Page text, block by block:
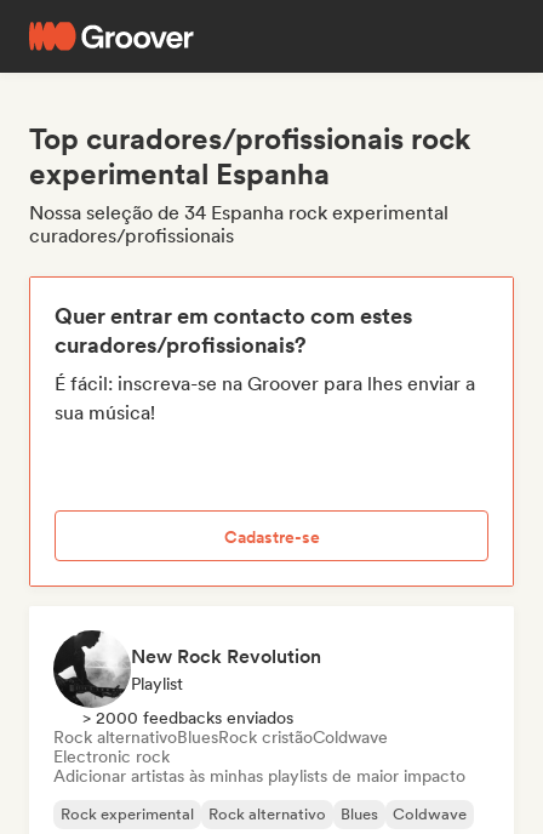
Top curadores/profissionais rock
experimental Espanha
Nossa seleção de 34 Espanha rock experimental
curadores/profissionais
Quer entrar em contacto com estes
curadores/profissionais?
É fácil: inscreva-se na Groover para lhes enviar a
sua música!
Cadastre-se
New Rock Revolution
Playlist
> 2000 feedbacks enviados
Rock alternativoBluesRock cristãoColdwave
Electronic rock
Adicionar artistas às minhas playlists de maior impacto
Rock experimental Rock alternativo Blues
Coldwave